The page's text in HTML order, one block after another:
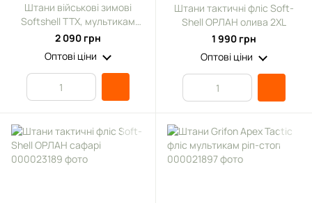
Штани військові зимові
Softshell TTX, мультикам
(46)
2 090 грн
Оптові ціни
Штани тактичні фліс Soft-
Shell ОРЛАН олива 2XL
1 990 грн
Оптові ціни